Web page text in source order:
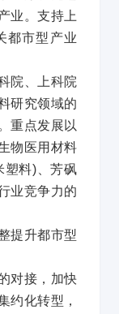
业。支持上
都市型产业
院、上科院
研究领域的
重点发展以
物医用材料
塑料) 、芳砜
业竞争力的
提升都市型
对接，加快
约化转型，